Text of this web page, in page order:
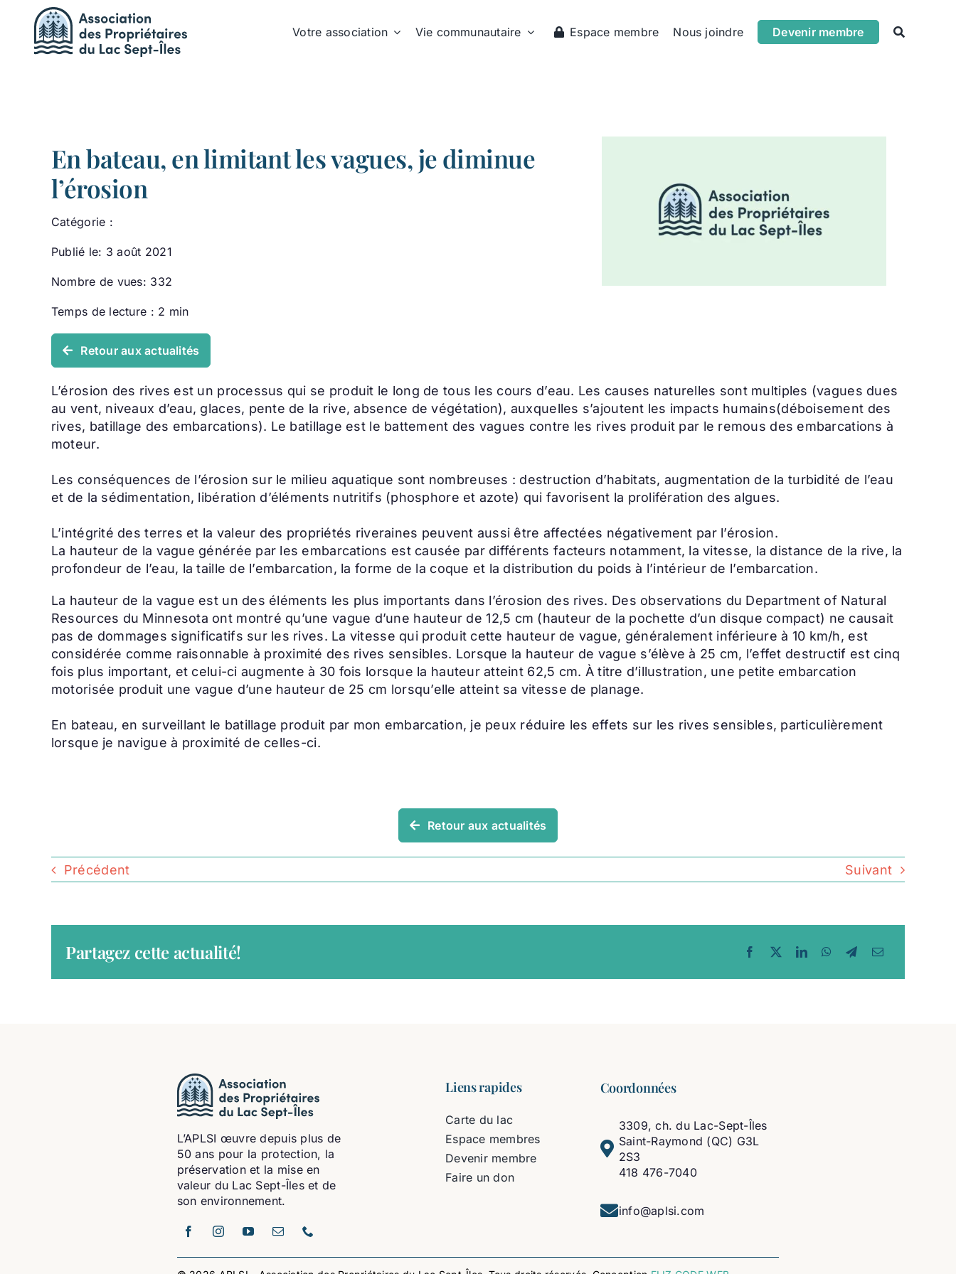
Passer
contenu
Votre association Vie communautaire Espace membre Nous joindre Devenir membre
En bateau, en limitant les vagues, je diminue
l’érosion
Catégorie :
Publié le: 3 août 2021
Nombre de vues: 332
Temps de lecture : 2 min
Retour aux actualités
L’érosion des rives est un processus qui se produit le long de tous les cours d’eau. Les causes naturelles sont multiples (vagues dues
au vent, niveaux d’eau, glaces, pente de la rive, absence de végétation), auxquelles s’ajoutent les impacts humains(déboisement des
rives, batillage des embarcations). Le batillage est le battement des vagues contre les rives produit par le remous des embarcations à
moteur.
Les conséquences de l’érosion sur le milieu aquatique sont nombreuses : destruction d’habitats, augmentation de la turbidité de l’eau
et de la sédimentation, libération d’éléments nutritifs (phosphore et azote) qui favorisent la prolifération des algues.
L’intégrité des terres et la valeur des propriétés riveraines peuvent aussi être affectées négativement par l’érosion.
La hauteur de la vague générée par les embarcations est causée par différents facteurs notamment, la vitesse, la distance de la rive, la
profondeur de l’eau, la taille de l’embarcation, la forme de la coque et la distribution du poids à l’intérieur de l’embarcation.
La hauteur de la vague est un des éléments les plus importants dans l’érosion des rives. Des observations du Department of Natural
Resources du Minnesota ont montré qu’une vague d’une hauteur de 12,5 cm (hauteur de la pochette d’un disque compact) ne causait
pas de dommages significatifs sur les rives. La vitesse qui produit cette hauteur de vague, généralement inférieure à 10 km/h, est
considérée comme raisonnable à proximité des rives sensibles. Lorsque la hauteur de vague s’élève à 25 cm, l’effet destructif est cinq
fois plus important, et celui-ci augmente à 30 fois lorsque la hauteur atteint 62,5 cm. À titre d’illustration, une petite embarcation
motorisée produit une vague d’une hauteur de 25 cm lorsqu’elle atteint sa vitesse de planage.
En bateau, en surveillant le batillage produit par mon embarcation, je peux réduire les effets sur les rives sensibles, particulièrement
lorsque je navigue à proximité de celles-ci.
Retour aux actualités
Précédent Suivant
Partagez cette actualité!
L’APLSI œuvre depuis plus de
50 ans pour la protection, la
préservation et la mise en
valeur du Lac Sept-Îles et de
son environnement.
Liens rapides
Carte du lac
Espace membres
Devenir membre
Faire un don
Coordonnées
3309, ch. du Lac-Sept-Îles
Saint-Raymond (QC) G3L
2S3
418 476-7040
info@aplsi.com